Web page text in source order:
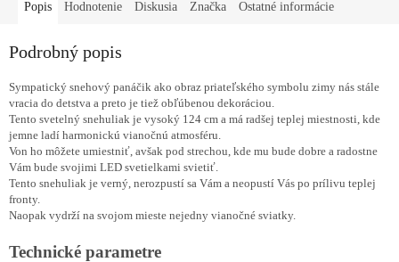
Popis Hodnotenie Diskusia Značka Ostatné informácie
Podrobný popis
Sympatický snehový panáčik ako obraz priateľského symbolu zimy nás stále
vracia do detstva a preto je tiež obľúbenou dekoráciou.
Tento svetelný snehuliak je vysoký 124 cm a má radšej teplej miestnosti, kde
jemne ladí harmonickú vianočnú atmosféru.
Von ho môžete umiestniť, avšak pod strechou, kde mu bude dobre a radostne
Vám bude svojimi LED svetielkami svietiť.
Tento snehuliak je verný, nerozpustí sa Vám a neopustí Vás po prílivu teplej
fronty.
Naopak vydrží na svojom mieste nejedny vianočné sviatky.
Technické parametre